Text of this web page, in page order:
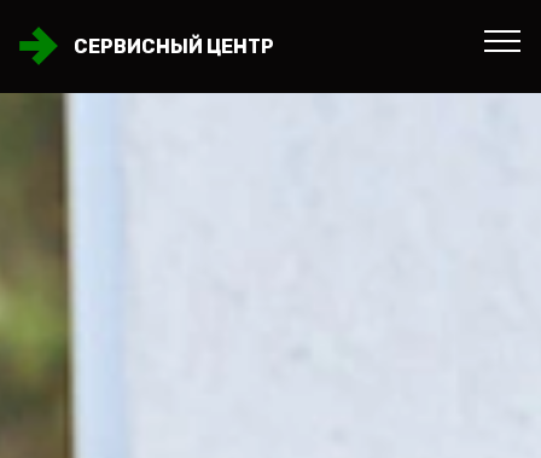
СЕРВИСНЫЙ ЦЕНТР